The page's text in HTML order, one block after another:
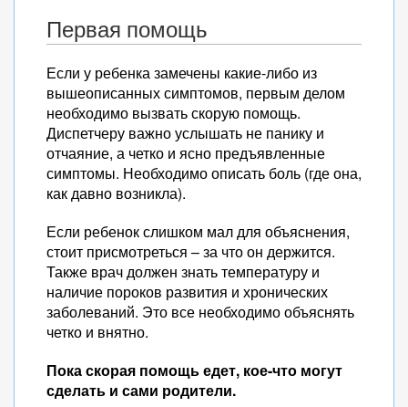
Первая помощь
Если у ребенка замечены какие-либо из
вышеописанных симптомов, первым делом
необходимо вызвать скорую помощь.
Диспетчеру важно услышать не панику и
отчаяние, а четко и ясно предъявленные
симптомы. Необходимо описать боль (где она,
как давно возникла).
Если ребенок слишком мал для объяснения,
стоит присмотреться – за что он держится.
Также врач должен знать температуру и
наличие пороков развития и хронических
заболеваний. Это все необходимо объяснять
четко и внятно.
Пока скорая помощь едет, кое-что могут
сделать и сами родители.